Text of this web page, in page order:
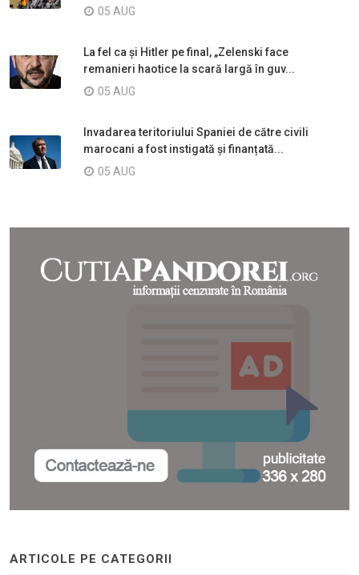
05 AUG
La fel ca și Hitler pe final, „Zelenski face
remanieri haotice la scară largă în guv...
05 AUG
Invadarea teritoriului Spaniei de către civili
marocani a fost instigată și finanțată...
05 AUG
ARTICOLE PE CATEGORII